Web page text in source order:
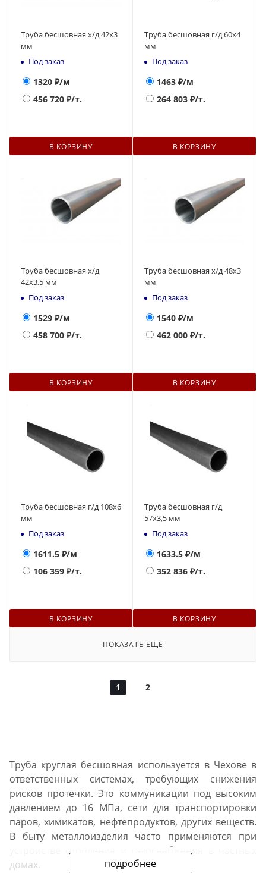
Труба бесшовная х/д 42х3
мм
Под заказ
1320 ₽/м
456 720 ₽/т.
В КОРЗИНУ
Труба бесшовная г/д 60х4
мм
Под заказ
1463 ₽/м
264 803 ₽/т.
В КОРЗИНУ
Труба бесшовная х/д
42х3,5 мм
Под заказ
1529 ₽/м
458 700 ₽/т.
В КОРЗИНУ
Труба бесшовная х/д 48х3
мм
Под заказ
1540 ₽/м
462 000 ₽/т.
В КОРЗИНУ
Труба бесшовная г/д 108х6
мм
Под заказ
1611.5 ₽/м
106 359 ₽/т.
В КОРЗИНУ
Труба бесшовная г/д
57х3,5 мм
Под заказ
1633.5 ₽/м
352 836 ₽/т.
В КОРЗИНУ
ПОКАЗАТЬ ЕЩЕ
1 2
подробнее
Труба круглая бесшовная используется в Чехове в
ответственных системах, требующих снижения
рисков протечки. Это коммуникации под высоким
давлением до 16 МПа, сети для транспортировки
паров, химикатов, нефтепродуктов, других веществ.
В быту металлоизделия часто применяются при
устройстве отопления и газоснабжения в частных
домах.